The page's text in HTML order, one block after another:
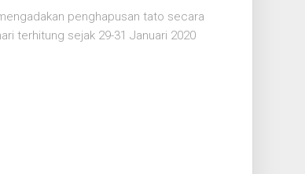
penghapusan tato secara
terhitung sejak 29-31 Januari 2020